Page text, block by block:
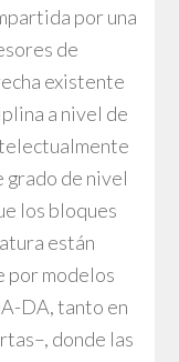
por una
de
existente
a nivel de
grado de nivel
los bloques
están
por modelos
DA, tanto en
donde las